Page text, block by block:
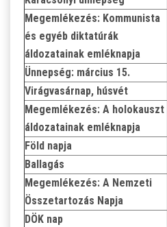
Megemlékezés: Kommunista
és egyéb diktatúrák
áldozatainak emléknapja
Ünnepség: március 15.
Virágvasárnap, húsvét
Megemlékezés: A holokauszt
áldozatainak emléknapja
Föld napja
Ballagás
Megemlékezés: A Nemzeti
Összetartozás Napja
DÖK nap